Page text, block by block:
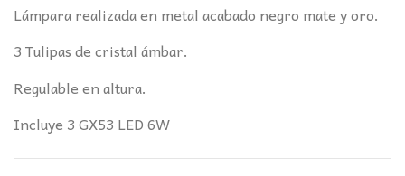
Lámpara realizada en metal acabado negro mate y oro.
3 Tulipas de cristal ámbar.
Regulable en altura.
Incluye 3 GX53 LED 6W